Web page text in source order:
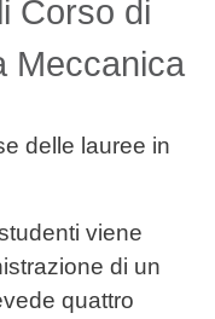
Corso di
Meccanica
delle lauree in
viene
di un
quattro